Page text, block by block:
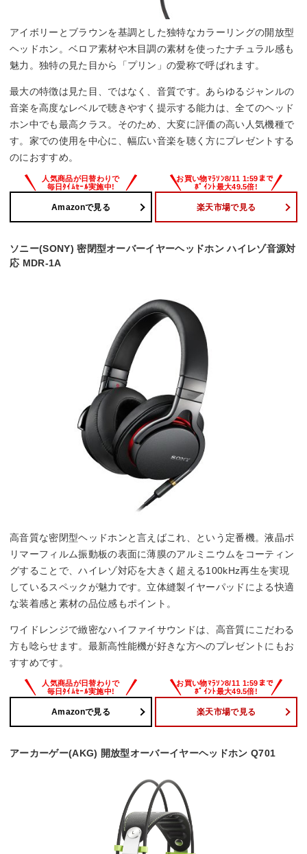
アイボリーとブラウンを基調とした独特なカラーリングの開放型
ヘッドホン。ベロア素材や木目調の素材を使ったナチュラル感も
魅力。独特の見た目から「プリン」の愛称で呼ばれます。
最大の特徴は見た目、ではなく、音質です。あらゆるジャンルの
音楽を高度なレベルで聴きやすく提示する能力は、全てのヘッド
ホン中でも最高クラス。そのため、大変に評価の高い人気機種で
す。家での使用を中心に、幅広い音楽を聴く方にプレゼントする
のにおすすめ。
Amazonで見る 楽天市場で見る
ソニー(SONY) 密閉型オーバーイヤーヘッドホン ハイレゾ音源対
応 MDR-1A
高音質な密閉型ヘッドホンと言えばこれ、という定番機。液晶ポ
リマーフィルム振動板の表面に薄膜のアルミニウムをコーティン
グすることで、ハイレゾ対応を大きく超える100kHz再生を実現
しているスペックが魅力です。立体縫製イヤーパッドによる快適
な装着感と素材の品位感もポイント。
ワイドレンジで緻密なハイファイサウンドは、高音質にこだわる
方も唸らせます。最新高性能機が好きな方へのプレゼントにもお
すすめです。
Amazonで見る 楽天市場で見る
アーカーゲー(AKG) 開放型オーバーイヤーヘッドホン Q701